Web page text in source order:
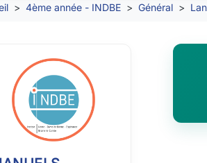
4ème année - INDBE Général